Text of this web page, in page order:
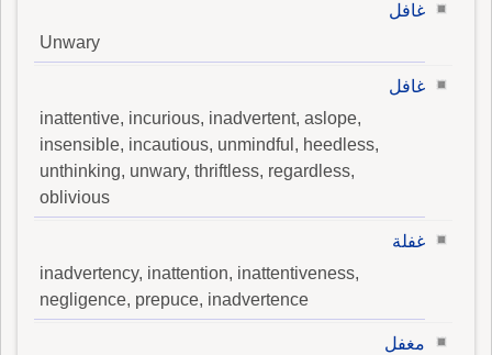
غافل
Unwary
غافل
inattentive, incurious, inadvertent, aslope,
insensible, incautious, unmindful, heedless,
unthinking, unwary, thriftless, regardless,
oblivious
غفلة
inadvertency, inattention, inattentiveness,
negligence, prepuce, inadvertence
مغفل